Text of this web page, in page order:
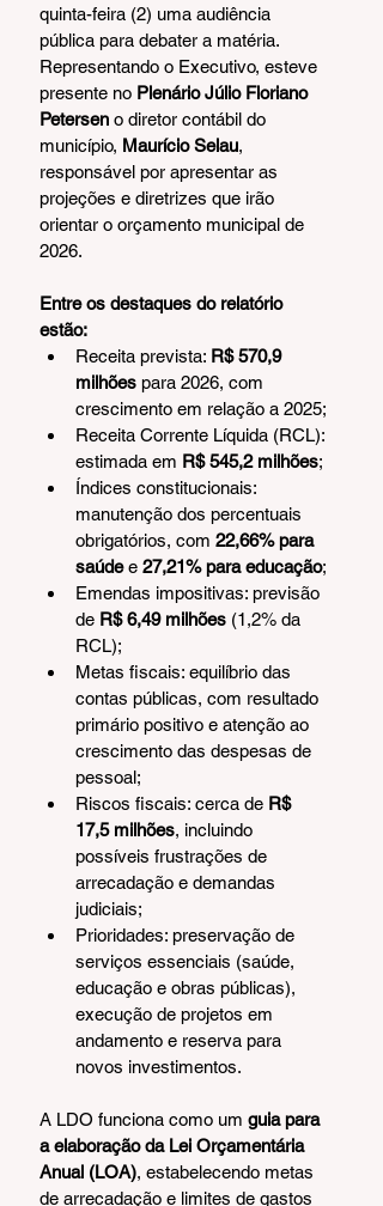
quinta-feira (2) uma audiência
pública para debater a matéria.
Representando o Executivo, esteve
presente no Plenário Júlio Floriano
Petersen o diretor contábil do
município, Maurício Selau,
responsável por apresentar as
projeções e diretrizes que irão
orientar o orçamento municipal de
2026.
Entre os destaques do relatório
estão:
Receita prevista: R$ 570,9
milhões para 2026, com
crescimento em relação a 2025;
Receita Corrente Líquida (RCL):
estimada em R$ 545,2 milhões;
Índices constitucionais:
manutenção dos percentuais
obrigatórios, com 22,66% para
saúde e 27,21% para educação;
Emendas impositivas: previsão
de R$ 6,49 milhões (1,2% da
RCL);
Metas fiscais: equilíbrio das
contas públicas, com resultado
primário positivo e atenção ao
crescimento das despesas de
pessoal;
Riscos fiscais: cerca de R$
17,5 milhões, incluindo
possíveis frustrações de
arrecadação e demandas
judiciais;
Prioridades: preservação de
serviços essenciais (saúde,
educação e obras públicas),
execução de projetos em
andamento e reserva para
novos investimentos.
A LDO funciona como um guia para
a elaboração da Lei Orçamentária
Anual (LOA), estabelecendo metas
de arrecadação e limites de gastos